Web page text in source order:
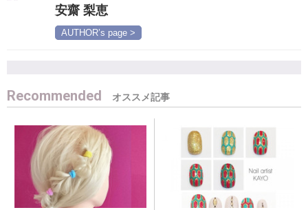
安齋 梨恵
AUTHOR’s page >
Recommended